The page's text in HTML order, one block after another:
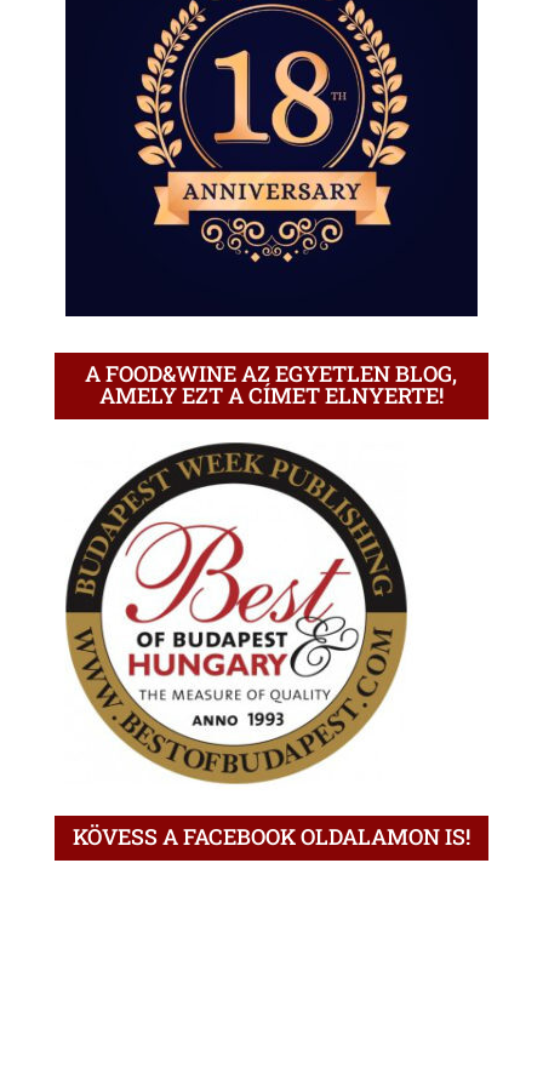
A FOOD&WINE AZ EGYETLEN BLOG,
AMELY EZT A CÍMET ELNYERTE!
KÖVESS A FACEBOOK OLDALAMON IS!